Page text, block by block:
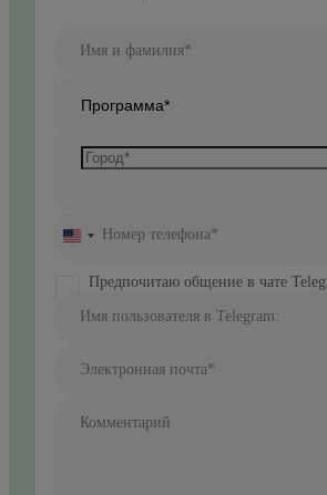
Имя и фамилия*
Программа*
United
+1
Номер телефона*
Предпочитаю общение в чате
Имя пользователя в Telegram:
Электронная почта*
Комментарий